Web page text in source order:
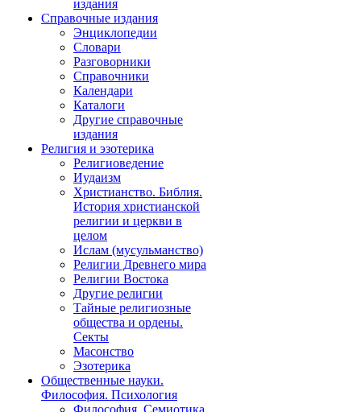
издания
Справочные издания
Энциклопедии
Словари
Разговорники
Справочники
Календари
Каталоги
Другие справочные
издания
Религия и эзотерика
Религиоведение
Иудаизм
Христианство. Библия.
История христианской
религии и церкви в
целом
Ислам (мусульманство)
Религии Древнего мира
Религии Востока
Другие религии
Тайные религиозные
общества и ордены.
Секты
Масонство
Эзотерика
Общественные науки.
Философия. Психология
Философия. Семиотика